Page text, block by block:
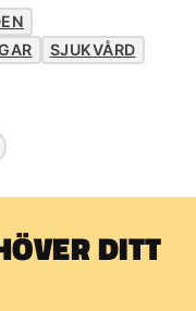
SJUKVÅRD
DITT